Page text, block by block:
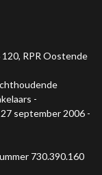
RPR Oostende
-
september 2006 -
730.390.160